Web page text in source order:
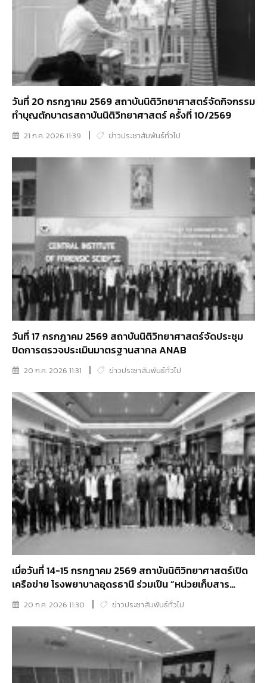
วันที่ 20 กรกฎาคม 2569 สถาบันนิติวิทยาศาสตร์จัดกิจกรรม
ทำบุญตักบาตรสถาบันนิติวิทยาศาสตร์ ครั้งที่ 10/2569
21 ก.ค. 2026 11:39 ข่าวประชาสัมพันธ์ทั่วไป
วันที่ 17 กรกฎาคม 2569 สถาบันนิติวิทยาศาสตร์จัดประชุม
ปิดการตรวจประเมินมาตรฐานสากล ANAB
20 ก.ค. 2026 11:31 ข่าวประชาสัมพันธ์ทั่วไป
เมื่อวันที่ 14-15 กรกฎาคม 2569 สถาบันนิติวิทยาศาสตร์เปิด
เครือข่าย โรงพยาบาลอุดรธานี ร่วมเป็น “หน่วยเก็บสาร
พันธุกรรม”แห่งที่ 36
20 ก.ค. 2026 11:30 ข่าวประชาสัมพันธ์ทั่วไป